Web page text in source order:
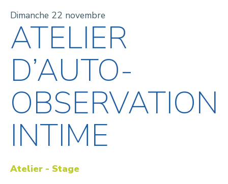
Dimanche 22 novembre
ATELIER
D’AUTO-
OBSERVATION
INTIME
Atelier - Stage